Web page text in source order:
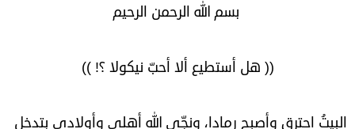
بسم الله الرحمن الرحيم
(( هل أستطيع ألا أحبّ نيكولا ؟! ))
البيتُ احترق وأصبح رمادا، ونجّى الله أهلي وأولادي بتدخل